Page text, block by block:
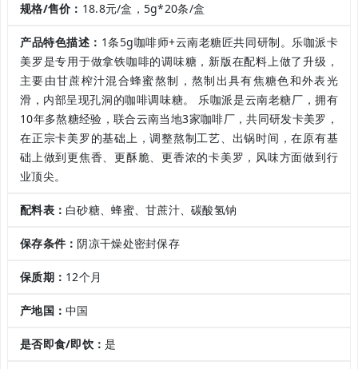
规格/售价： 18.8元/盒，5g*20条/盒
产品特色描述： 1条5g咖啡师+云南老糖匠共同研制。乐咖派卡
美罗是专用于做拿铁咖啡的调味糖，新版在配料上做了升级，
主要由甘蔗榨汁混合蜂蜜熬制，熬制出具有焦糖色和外表光
滑，内部呈现孔洞的咖啡调味糖。 乐咖派是云南老糖厂，拥有
10年多熬糖经验，联合云南当地3家咖啡厂，共同研发卡美罗，
在正宗卡美罗的基础上，调整熬制工艺、出锅时间，在原有基
础上做到更焦香、更酥脆、更香浓的卡美罗，风味方面做到行
业顶尖。
配料表： 白砂糖、蜂蜜、甘蔗汁、碳酸氢钠
保存条件： 阴凉干燥处密封保存
保质期： 12个月
产地国：中国
是否即食/即饮：是